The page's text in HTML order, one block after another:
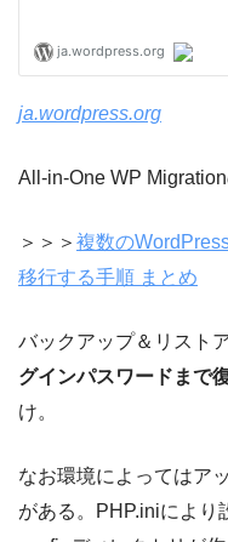
ja.wordpress.org
All-in-One WP Migration
＞＞＞ 複数の
移行する手順 まとめ
バックアップ＆リスト
グインパスワードまで
け。
なお環境によってはア
がある。PHP.iniにより